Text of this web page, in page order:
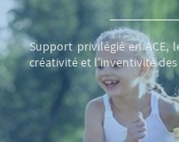
Support privilégié en ACE,
créativité et l’inventivité